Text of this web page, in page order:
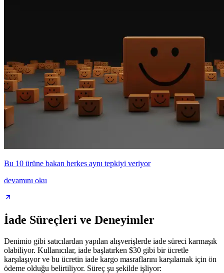
Bu 10 ürüne bakan herkes aynı tepkiyi veriyor
devamını oku
İade Süreçleri ve Deneyimler
Denimio gibi satıcılardan yapılan alışverişlerde iade süreci karmaşık
olabiliyor. Kullanıcılar, iade başlatırken $30 gibi bir ücretle
karşılaşıyor ve bu ücretin iade kargo masraflarını karşılamak için ön
ödeme olduğu belirtiliyor. Süreç şu şekilde işliyor: